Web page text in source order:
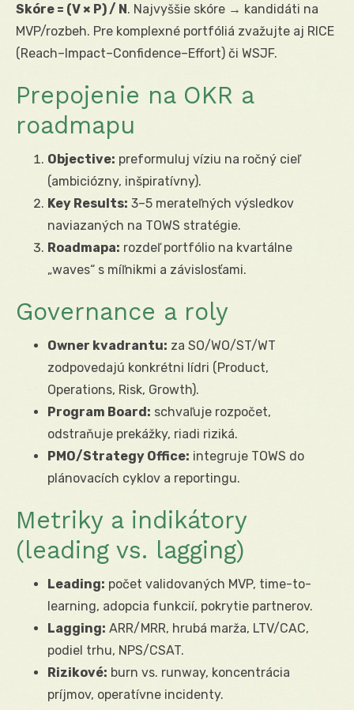
Skóre = (V × P) / N. Najvyššie skóre → kandidáti na
MVP/rozbeh. Pre komplexné portfóliá zvažujte aj RICE
(Reach–Impact–Confidence–Effort) či WSJF.
Prepojenie na OKR a
roadmapu
Objective: preformuluj víziu na ročný cieľ
(ambiciózny, inšpiratívny).
Key Results: 3–5 merateľných výsledkov
naviazaných na TOWS stratégie.
Roadmapa: rozdeľ portfólio na kvartálne
„waves“ s míľnikmi a závislosťami.
Governance a roly
Owner kvadrantu: za SO/WO/ST/WT
zodpovedajú konkrétni lídri (Product,
Operations, Risk, Growth).
Program Board: schvaľuje rozpočet,
odstraňuje prekážky, riadi riziká.
PMO/Strategy Office: integruje TOWS do
plánovacích cyklov a reportingu.
Metriky a indikátory
(leading vs. lagging)
Leading: počet validovaných MVP, time-to-
learning, adopcia funkcií, pokrytie partnerov.
Lagging: ARR/MRR, hrubá marža, LTV/CAC,
podiel trhu, NPS/CSAT.
Rizikové: burn vs. runway, koncentrácia
príjmov, operatívne incidenty.